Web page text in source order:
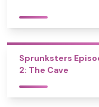
Sprunksters
2: The Cave